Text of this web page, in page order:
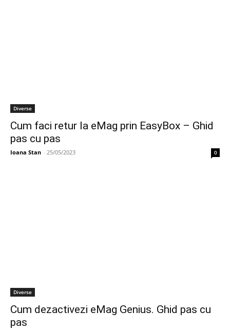
Diverse
Cum faci retur la eMag prin EasyBox – Ghid
pas cu pas
Ioana Stan - 25/05/2023 0
Diverse
Cum dezactivezi eMag Genius. Ghid pas cu
pas